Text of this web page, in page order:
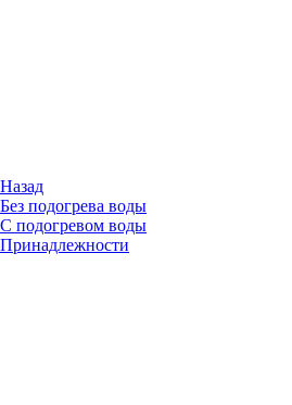
Назад
Без подогрева воды
С подогревом воды
Принадлежности